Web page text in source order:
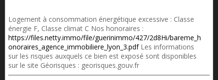
Logement à consommation énergétique excessive : Classe
énergie F, Classe climat C Nos honoraires :
https://files.netty.immo/file/guerinimmo/427/2d8Hi/bareme_h
onoraires_agence_immobiliere_lyon_3.pdfLes informations
sur les risques auxquels ce bien est exposé sont disponibles
sur le site Géorisques : georisques.gouv.fr